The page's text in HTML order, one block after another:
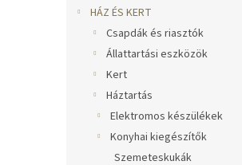
HÁZ ÉS KERT
Csapdák és riasztók
Állattartási eszközök
Kert
Háztartás
Elektromos készülékek
Konyhai kiegészítők
Szemeteskukák